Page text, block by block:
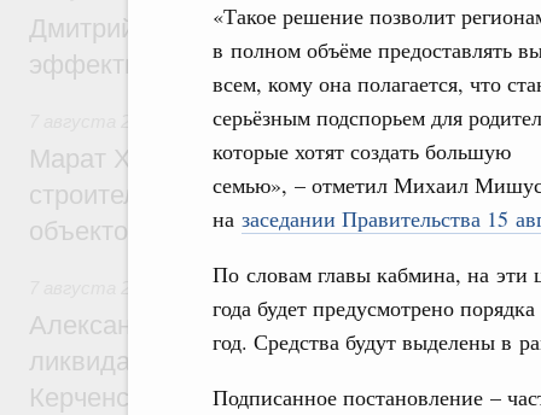
«Такое решение позволит
в полном объёме предоставлять
всем, кому она полагается, что
серьёзным подспорьем для
которые хотят создать большую
семью», – отметил Михаил
на заседании Правительства 15
По словам главы кабмина, на
года будет предусмотрено
год. Средства будут выделены в
Подписанное постановление –
Дмитрий Патрушев: Синхронизация
эффективность поддержки сельских
Экономика городов. Городская среда
Марат Хуснуллин: «Единый заказчик»
строительство и реконструкцию более
объектов
Чрезвычайные ситуации и ликвидация их
Александр Козлов провёл заседание
ликвидации последствий чрезвычайной
Керченском проливе